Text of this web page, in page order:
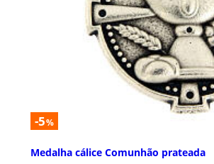
-5%
Medalha cálice Comunhão prateada